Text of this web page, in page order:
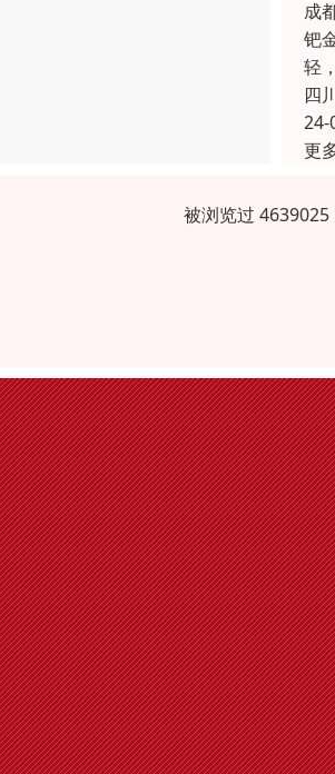
成
钯
轻
四
24-
更
被浏览过